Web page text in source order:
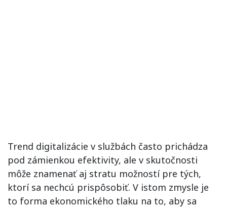
Trend digitalizácie v službách často prichádza
pod zámienkou efektivity, ale v skutočnosti
môže znamenať aj stratu možností pre tých,
ktorí sa nechcú prispôsobiť. V istom zmysle je
to forma ekonomického tlaku na to, aby sa